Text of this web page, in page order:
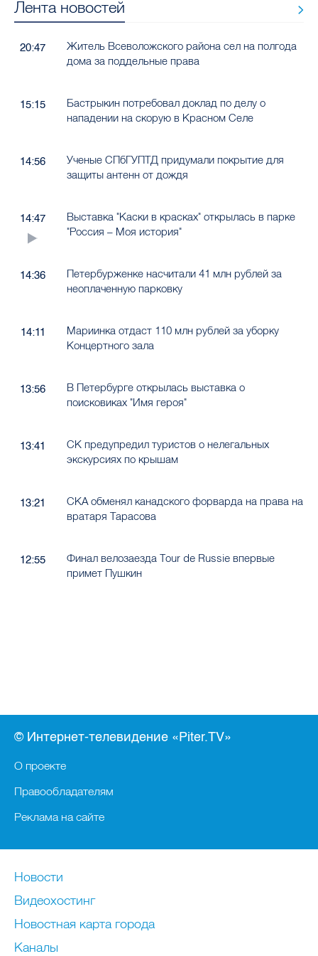
Лента новостей
20:47
Житель Всеволожского района сел на полгода
дома за поддельные права
15:15
Бастрыкин потребовал доклад по делу о
нападении на скорую в Красном Селе
14:56
Ученые СПбГУПТД придумали покрытие для
защиты антенн от дождя
14:47
Выставка "Каски в красках" открылась в парке
"Россия – Моя история"
14:36
Петербурженке насчитали 41 млн рублей за
неоплаченную парковку
14:11
Мариинка отдаст 110 млн рублей за уборку
Концертного зала
13:56
В Петербурге открылась выставка о
поисковиках "Имя героя"
13:41
СК предупредил туристов о нелегальных
экскурсиях по крышам
13:21
СКА обменял канадского форварда на права на
вратаря Тарасова
12:55
Финал велозаезда Tour de Russie впервые
примет Пушкин
© Интернет-телевидение «Piter.TV»
О проекте
Правообладателям
Реклама на сайте
Новости
Видеохостинг
Новостная карта города
Каналы